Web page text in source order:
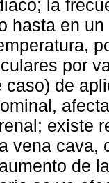
la
hasta en
por
caso) de
existe
vena cava,
de